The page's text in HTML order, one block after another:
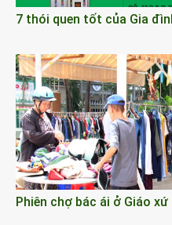
7 thói quen tốt của Gia
Phiên chợ bác ái ở Giáo xứ